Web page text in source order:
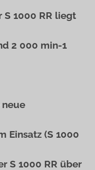
S 1000 RR liegt
2 000 min-1
Einsatz (S 1000
S 1000 RR über